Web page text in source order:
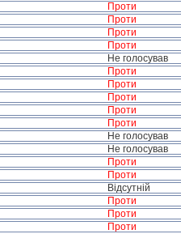
Проти
Проти
Проти
Проти
Не голосував
Проти
Проти
Проти
Проти
Проти
Не голосував
Не голосував
Проти
Проти
Відсутній
Проти
Проти
Проти